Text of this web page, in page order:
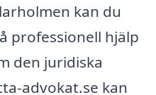
kan du
professionell hjälp
den juridiska
advokat.se kan